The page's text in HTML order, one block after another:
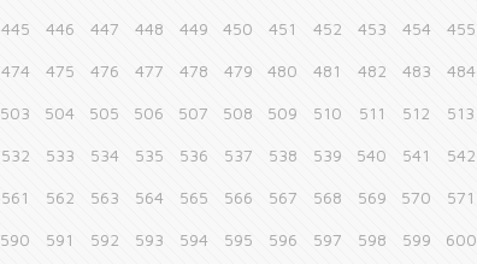
445 446 447 448 449 450 451 452 453 454 455
474 475 476 477 478 479 480 481 482 483 484
503 504 505 506 507 508 509 510 511 512 513
532 533 534 535 536 537 538 539 540 541 542
561 562 563 564 565 566 567 568 569 570 571
590 591 592 593 594 595 596 597 598 599 600